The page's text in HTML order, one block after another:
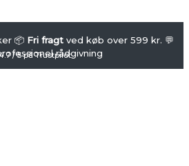
📦 Fri fragt ved køb over 599 kr. 💬
rådgivning
/ 5 på Trustpilot